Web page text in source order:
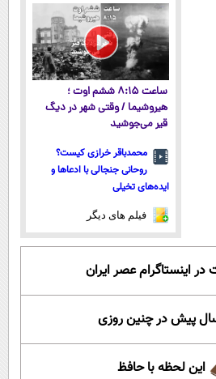
ساعت ۸:۱۵ ششم اوت ؛
هیروشیما / وقتی شهر در دیگ
قیر می‌جوشید
محمدباقر خرازی کیست؟
روحانی جنجالی با ادعاها و
ایده‌های تخیلی
فیلم های دیگر
اینستاگرام عصر ایران
این لحظه با حافظ